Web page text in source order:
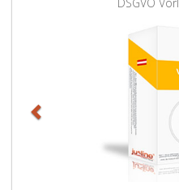
es
den
zu
ihm
zur